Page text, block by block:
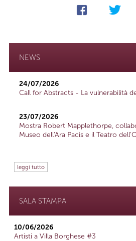
NEWS
24/07/2026
Call for Abstracts - La vulnerabilità
23/07/2026
Mostra Robert Mapplethorpe,
Museo dell'Ara Pacis e il Teatro
leggi tutto
SALA STAMPA
10/06/2026
Artisti a Villa Borghese #3